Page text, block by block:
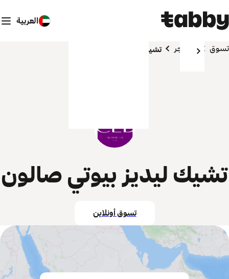
العربية
تسوق المتاجر تشيك ليديز بيوتي صالون
تشيك ليديز بيوتي صالون
تسوق أونلاين